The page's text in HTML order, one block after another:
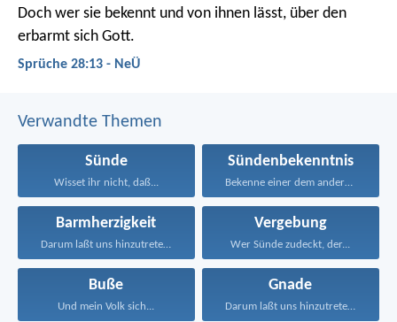
Doch wer sie bekennt und von ihnen lässt, über den
erbarmt sich Gott.
Sprüche 28:13 - NeÜ
Verwandte Themen
Sünde
Wisset ihr nicht, daß...
Sündenbekenntnis
Bekenne einer dem andern...
Barmherzigkeit
Darum laßt uns hinzutreten...
Vergebung
Wer Sünde zudeckt, der...
Buße
Und mein Volk sich...
Gnade
Darum laßt uns hinzutreten...